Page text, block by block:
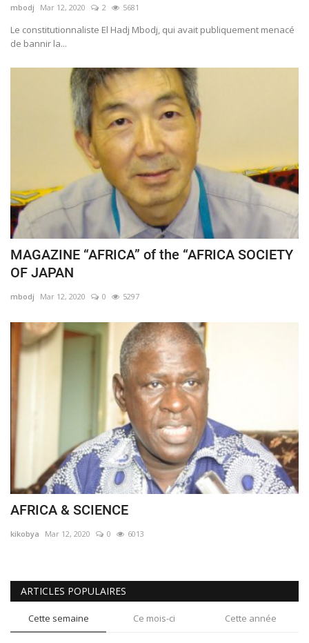
mbodj Mar 12, 2020 2 5681
Le constitutionnaliste El Hadj Mbodj, qui avait publiquement menacé
de bannir la...
MAGAZINE “AFRICA” of the “AFRICA SOCIETY
OF JAPAN
mbodj Mar 12, 2020 0 5297
AFRICA & SCIENCE
kikobya Mar 12, 2020 0 6013
ARTICLES POPULAIRES
Cette semaine Ce mois-ci Cette année